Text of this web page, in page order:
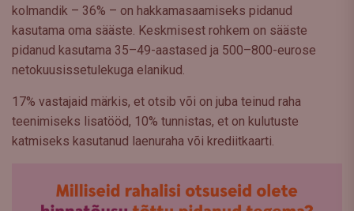
kolmandik – 36% – on hakkamasaamiseks pidanud
kasutama oma sääste. Keskmisest rohkem on sääste
pidanud kasutama 35–49-aastased ja 500–800-eurose
netokuusissetulekuga elanikud.
17% vastajaid märkis, et otsib või on juba teinud raha
teenimiseks lisatööd, 10% tunnistas, et on kulutuste
katmiseks kasutanud laenuraha või krediitkaarti.